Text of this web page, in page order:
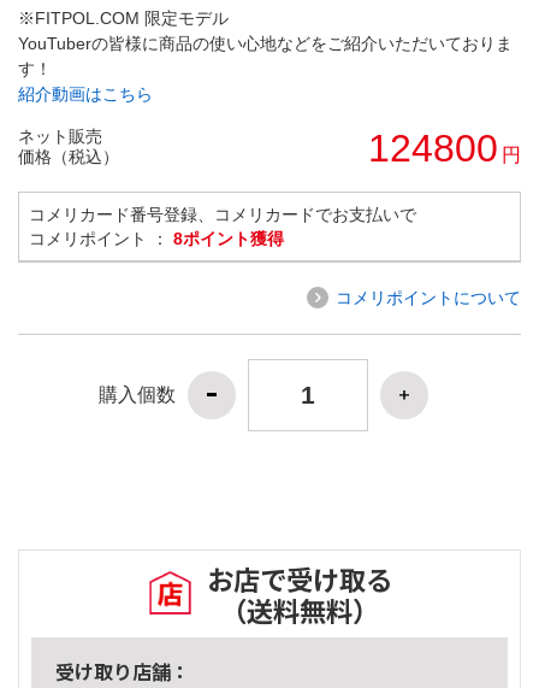
※FITPOL.COM 限定モデル
YouTuberの皆様に商品の使い心地などをご紹介いただいておりま
す！
紹介動画はこちら
ネット販売
価格（税込）
124800 円
コメリカード番号登録、コメリカードでお支払いで
コメリポイント ： 8ポイント獲得
コメリポイントについて
購入個数
お店で受け取る
（送料無料）
受け取り店舗：